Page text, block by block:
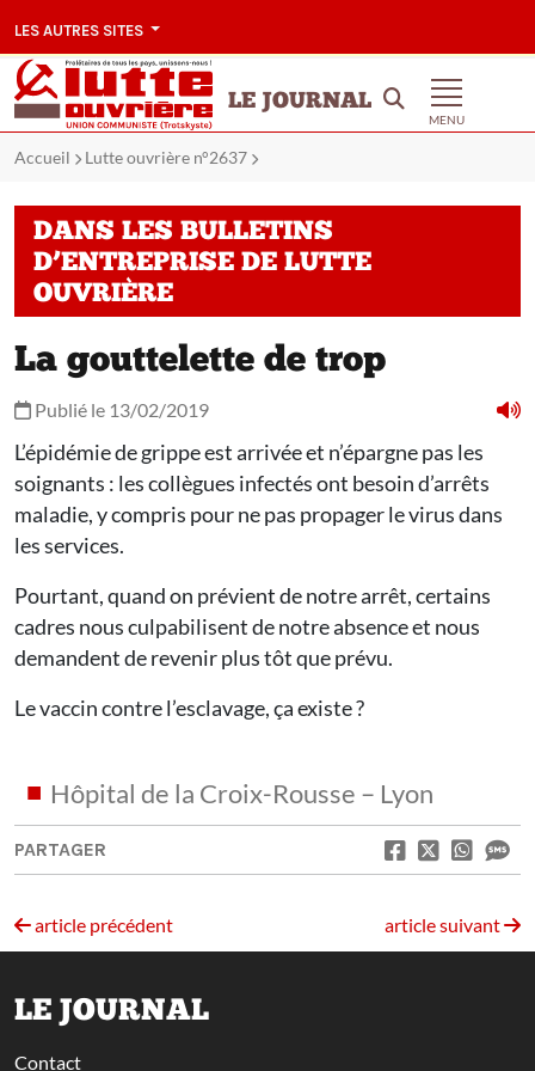
LES AUTRES SITES
LE JOURNAL
MENU
Accueil Lutte ouvrière n°2637
DANS LES BULLETINS
D’ENTREPRISE DE LUTTE
OUVRIÈRE
La gouttelette de trop
Publié le 13/02/2019
L’épidémie de grippe est arrivée et n’épargne pas les
soignants : les collègues infectés ont besoin d’arrêts
maladie, y compris pour ne pas propager le virus dans
les services.
Pourtant, quand on prévient de notre arrêt, certains
cadres nous culpabilisent de notre absence et nous
demandent de revenir plus tôt que prévu.
Le vaccin contre l’esclavage, ça existe ?
Hôpital de la Croix-Rousse – Lyon
PARTAGER
article précédent article suivant
LE JOURNAL
Contact